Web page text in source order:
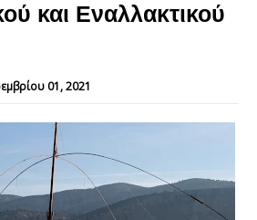
και Εναλλακτικού
01, 2021